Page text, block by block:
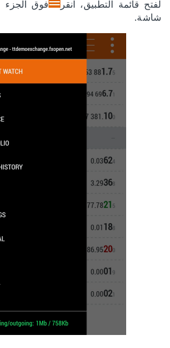
لفتح قائمة التطبيق، انقر
فوق الجزء
شاشة.